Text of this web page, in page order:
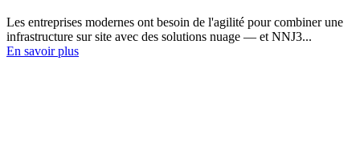
Les entreprises modernes ont besoin de l'agilité pour combiner une
infrastructure sur site avec des solutions nuage — et NNJ3...
En savoir plus